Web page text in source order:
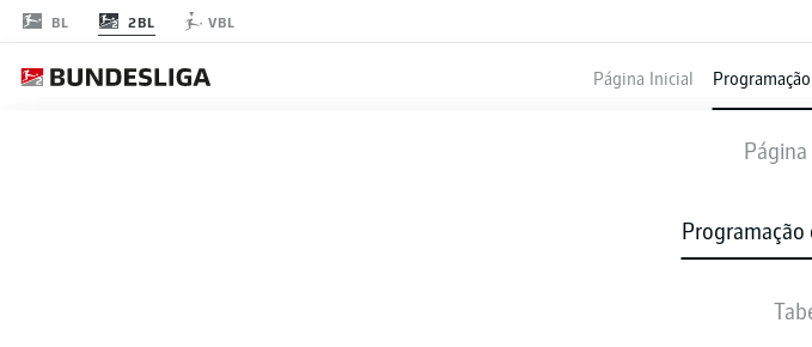
BL 2BL VBL
Página Inicial
Programação
BOCHUM